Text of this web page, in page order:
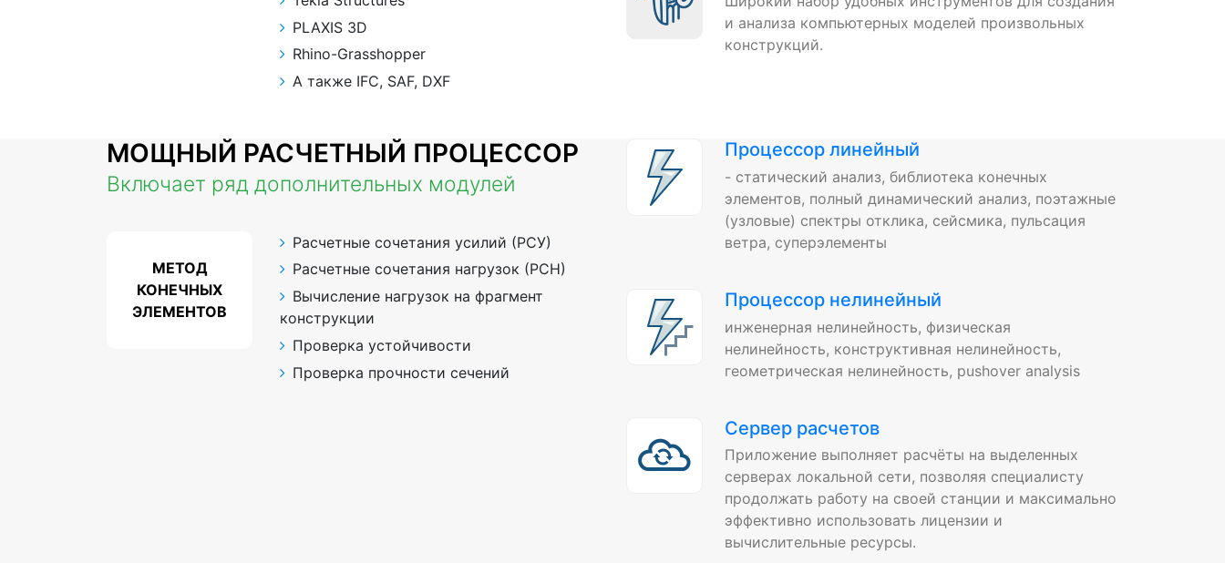
PLAXIS 3D
Rhino-Grasshopper
А также IFC, SAF, DXF
и анализа компьютерных моделей произвольных
конструкций.
МОЩНЫЙ РАСЧЕТНЫЙ ПРОЦЕССОР
Включает ряд дополнительных модулей
МЕТОД
КОНЕЧНЫХ
ЭЛЕМЕНТОВ
Расчетные сочетания усилий (РСУ)
Расчетные сочетания нагрузок (РСН)
Вычисление нагрузок на фрагмент
конструкции
Проверка устойчивости
Проверка прочности сечений
Процессор линейный
- статический анализ, библиотека конечных
элементов, полный динамический анализ, поэтажные
(узловые) спектры отклика, сейсмика, пульсация
ветра, суперэлементы
Процессор нелинейный
инженерная нелинейность, физическая
нелинейность, конструктивная нелинейность,
геометрическая нелинейность, pushover analysis
Сервер расчетов
Приложение выполняет расчёты на выделенных
серверах локальной сети, позволяя специалисту
продолжать работу на своей станции и максимально
эффективно использовать лицензии и
вычислительные ресурсы.